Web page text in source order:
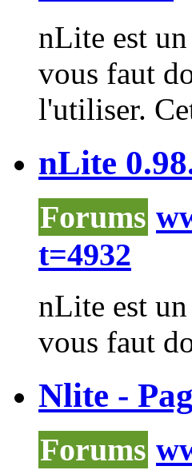
nLite est
vous faut
l'utiliser.
nLite
Forums
t=4932
nLite est
vous faut
Nlite -
Forums